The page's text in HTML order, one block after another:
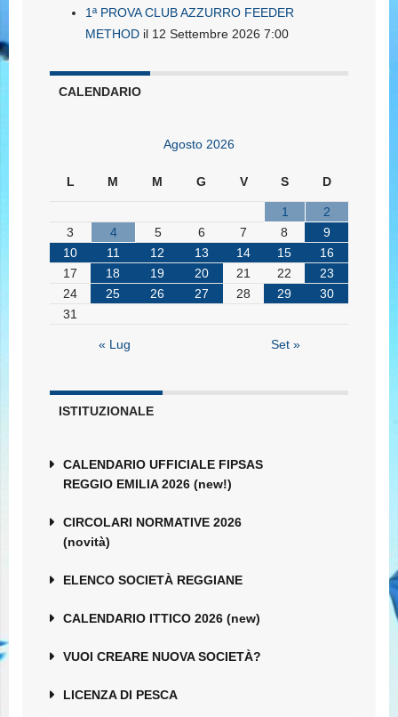
1ª PROVA CLUB AZZURRO FEEDER
METHOD il 12 Settembre 2026 7:00
CALENDARIO
Agosto 2026
L M M G V S D
1
2
3
4 5 6 7 8
9
10
11 12 13 14 15
16
17
18 19 20 21 22
23
24
25 26 27 28 29
30
31
« Lug Set »
ISTITUZIONALE
CALENDARIO UFFICIALE FIPSAS
REGGIO EMILIA 2026 (new!)
CIRCOLARI NORMATIVE 2026
(novità)
ELENCO SOCIETÀ REGGIANE
CALENDARIO ITTICO 2026 (new)
VUOI CREARE NUOVA SOCIETÀ?
LICENZA DI PESCA